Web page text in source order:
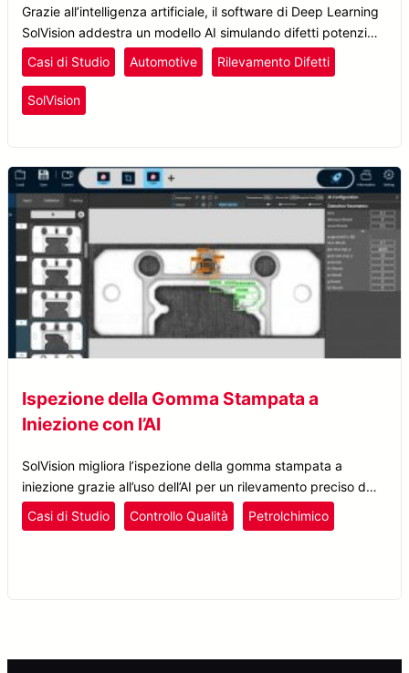
Grazie all’intelligenza artificiale, il software di Deep Learning
SolVision addestra un modello AI simulando difetti potenziali
dei cordoni di saldatura in condizioni di luminosità casuali.
Casi di Studio Automotive Rilevamento Difetti
SolVision
Ispezione della Gomma Stampata a
Iniezione con l’AI
SolVision migliora l’ispezione della gomma stampata a
iniezione grazie all’uso dell’AI per un rilevamento preciso dei
difetti e un controllo qualità ottimizzato.
Casi di Studio Controllo Qualità Petrolchimico